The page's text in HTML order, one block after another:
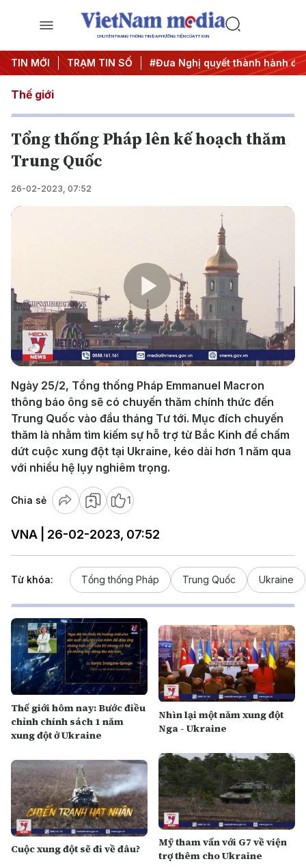
CHUYÊN TRANG THÔNG TIN ĐA PHƯƠNG TIỆN CỦA TTXVN
TIN MỚI TRẠM TIN SỐ
ương 3 #APEC 2027 #Đưa Nghị quyết thành hành
Thế giới
Tổng thống Pháp lên kế hoạch thăm
Trung Quốc
26-02-2023, 07:52
Play
Video
Ngày 25/2, Tổng thống Pháp Emmanuel Macron
thông báo ông sẽ có chuyến thăm chính thức đến
Trung Quốc vào đầu tháng Tư tới. Mục đích chuyến
thăm là nhằm tìm kiếm sự hỗ trợ từ Bắc Kinh để chấm
dứt cuộc xung đột tại Ukraine, kéo dài hơn 1 năm qua
với nhiều hệ lụy nghiêm trọng.
Chia sẻ 1
VNA | 26-02-2023, 07:52
Từ khóa: Tổng thống Pháp Trung Quốc Ukraine
Thế giới hôm nay: Bước điều
chỉnh chính sách 1 năm
xung đột ở Ukraine
Nhìn lại một năm xung đột
Nga - Ukraine
Cuộc xung đột sẽ đi về đâu?
Mỹ tham vấn với G7 về viện
trợ thêm cho Ukraine